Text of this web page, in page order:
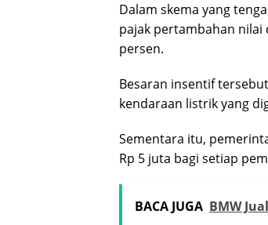
Dalam skema yang
pajak pertambahan nilai
persen.
Besaran insentif
kendaraan listrik yang
Sementara itu,
Rp 5 juta bagi setiap
BACA JUGA BMW